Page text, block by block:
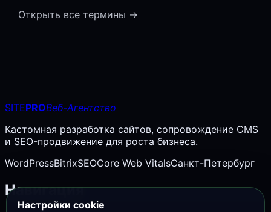
Открыть все термины →
SITEPROВеб-Агентство
Кастомная разработка сайтов, сопровождение CMS
и SEO-продвижение для роста бизнеса.
WordPressBitrixSEOCore Web VitalsСанкт-Петербург
Навигация
Настройки cookie